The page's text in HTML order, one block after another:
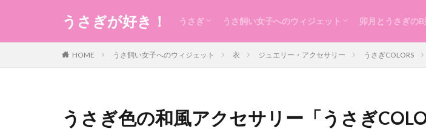
うさぎが好き！ うさぎ うさ飼い女子へのウィジェット 卯月とうさぎの
HOME うさ飼い女子へのウィジェット 衣 ジュエリー・アクセサリー うさぎCOLORS
うさぎ色の和風アクセサリー「うさぎ